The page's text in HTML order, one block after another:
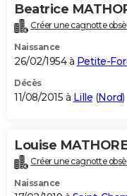
Beatrice
Créer une cagnotte
Naissance
26/02/1954 à Petite-
Décès
11/08/2015 à Lille (Nord)
Louise
Créer une cagnotte
Naissance